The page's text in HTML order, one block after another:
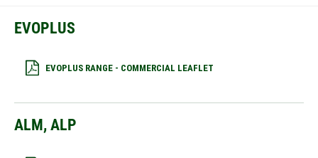
EVOPLUS
EVOPLUS RANGE - COMMERCIAL LEAFLET
ALM, ALP